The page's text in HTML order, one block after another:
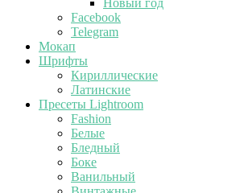
Новый год
Facebook
Telegram
Мокап
Шрифты
Кириллические
Латинские
Пресеты Lightroom
Fashion
Белые
Бледный
Боке
Ванильный